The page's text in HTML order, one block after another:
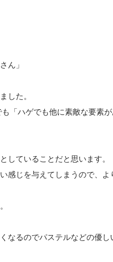
ん」
した。
「ハゲでも他に素敵な要素
していることだと思います。
感じを与えてしまうので、
なるのでパステルなどの優